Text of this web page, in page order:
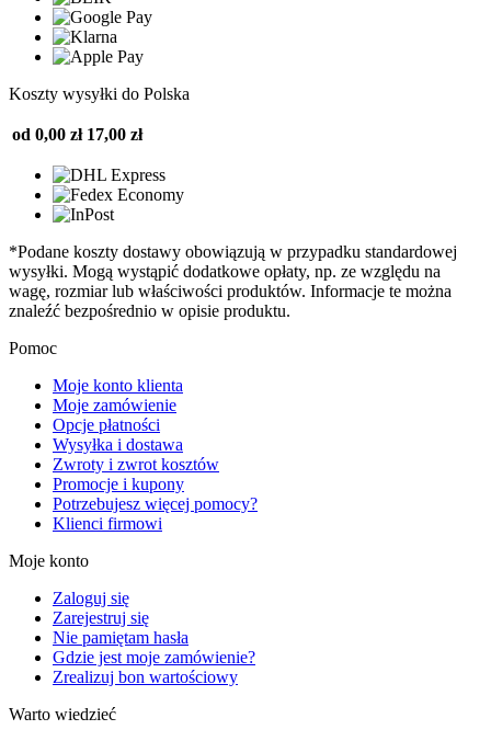
Koszty wysyłki do Polska
od 0,00 zł 17,00 zł
*Podane koszty dostawy obowiązują w przypadku standardowej
wysyłki. Mogą wystąpić dodatkowe opłaty, np. ze względu na
wagę, rozmiar lub właściwości produktów. Informacje te można
znaleźć bezpośrednio w opisie produktu.
Pomoc
Moje konto klienta
Moje zamówienie
Opcje płatności
Wysyłka i dostawa
Zwroty i zwrot kosztów
Promocje i kupony
Potrzebujesz więcej pomocy?
Klienci firmowi
Moje konto
Zaloguj się
Zarejestruj się
Nie pamiętam hasła
Gdzie jest moje zamówienie?
Zrealizuj bon wartościowy
Warto wiedzieć